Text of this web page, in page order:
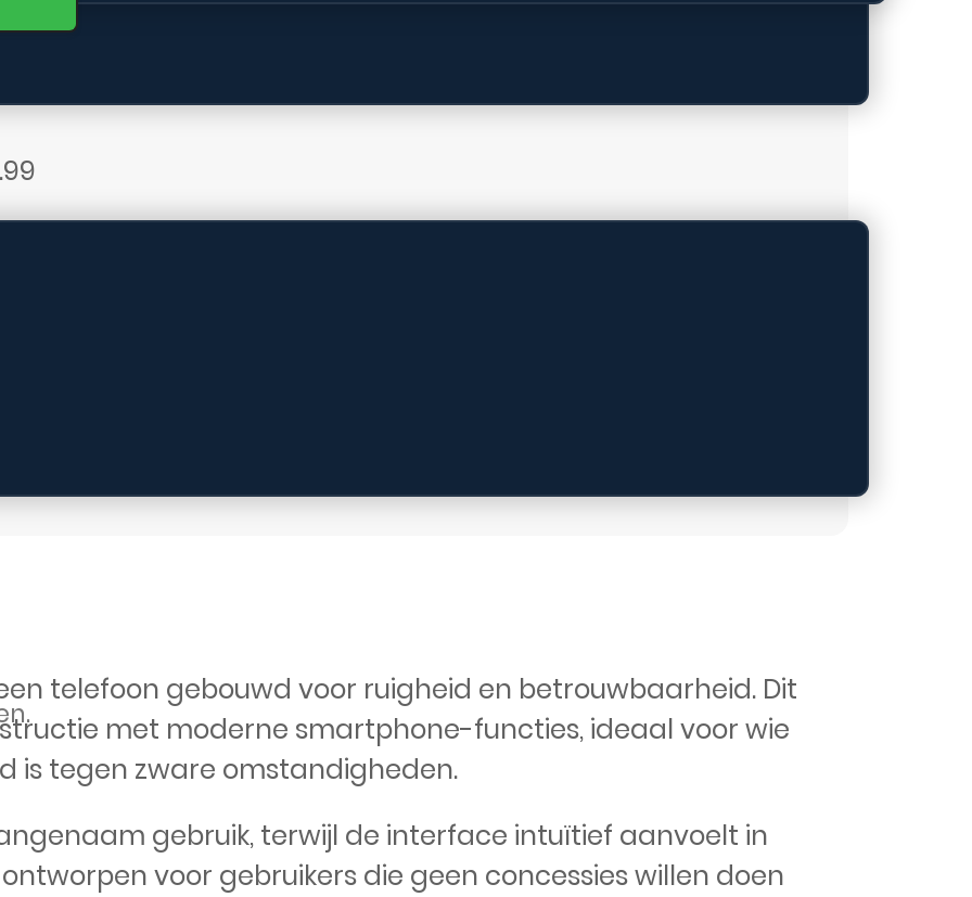
telefoon gebouwd voor ruigheid en betrouwbaarheid. Dit
met moderne smartphone-functies, ideaal voor wie
is tegen zware omstandigheden.
gebruik, terwijl de interface intuïtief aanvoelt in
ontworpen voor gebruikers die geen concessies willen doen